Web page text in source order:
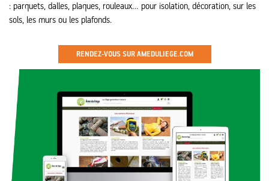
: parquets, dalles, plaques, rouleaux… pour isolation, décoration, sur les
sols, les murs ou les plafonds.
RENDEZ-VOUS SUR AMEDULIEGE.COM